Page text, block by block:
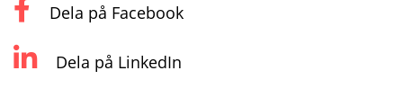
Dela på Facebook
Dela på LinkedIn